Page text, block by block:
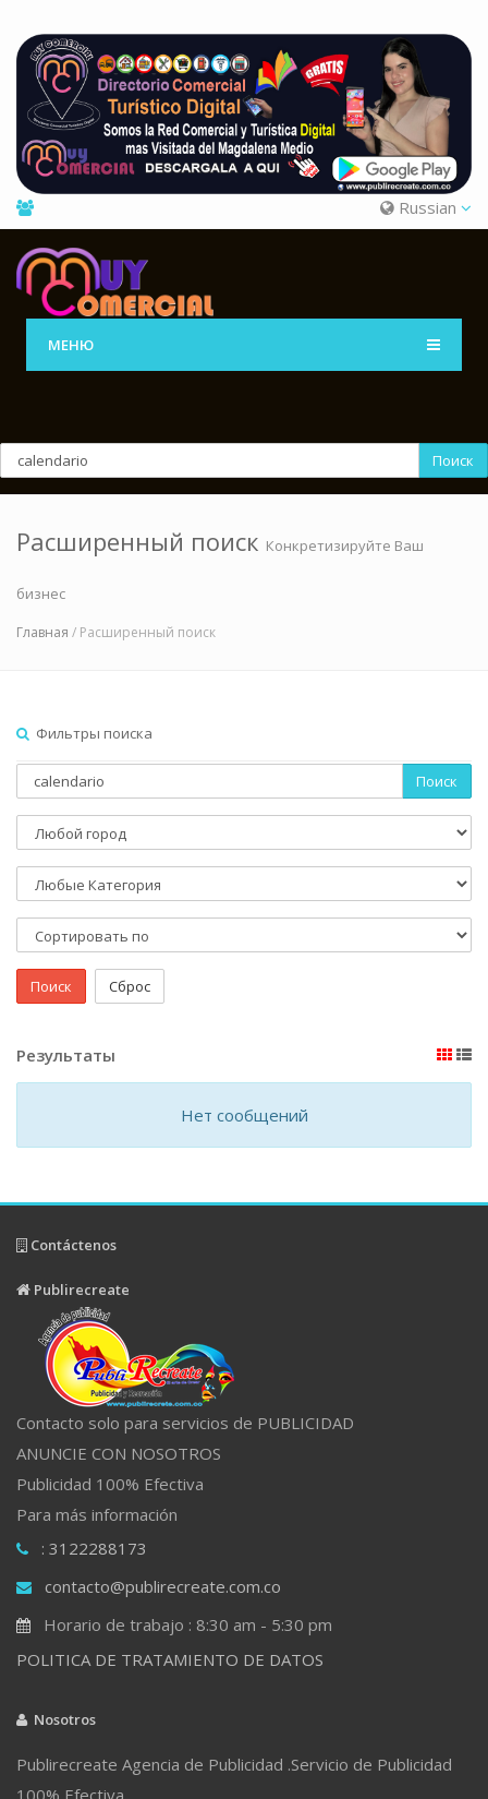
Russian
МЕНЮ
Поиск
Расширенный поиск Конкретизируйте Ваш
бизнес
Главная / Расширенный поиск
Фильтры поиска
Поиск
Поиск Сброс
Результаты
Нет сообщений
Contáctenos
Publirecreate
Contacto solo para servicios de PUBLICIDAD
ANUNCIE CON NOSOTROS
Publicidad 100% Efectiva
Para más información
: 3122288173
contacto@publirecreate.com.co
Horario de trabajo : 8:30 am - 5:30 pm
POLITICA DE TRATAMIENTO DE DATOS
Nosotros
Publirecreate Agencia de Publicidad .Servicio de Publicidad
100% Efectiva.